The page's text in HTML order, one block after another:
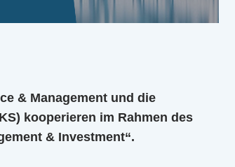
& Management und die
kooperieren im Rahmen des
& Investment“.